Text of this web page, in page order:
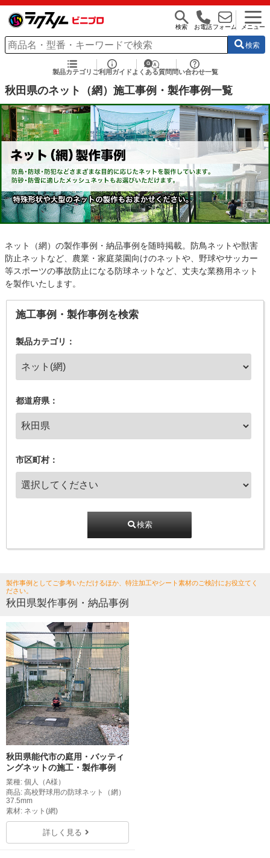
検索 お電話フォーム メニュー
検索
製品カテゴリ ご利用ガイド よくある質問 問い合わせ一覧
秋田県のネット（網）施工事例・製作事例一覧
ネット（網）の製作事例・納品事例を随時掲載。防鳥ネットや獣害
防止ネットなど、農業・家庭菜園向けのネットや、野球やサッカー
等スポーツの事故防止になる防球ネットなど、丈夫な業務用ネット
を製作いたします。
施工事例・製作事例を検索
製品カテゴリ：
都道府県：
市区町村：
検索
製作事例としてご参考いただけるほか、特注加工やシート素材のご検討にお役立てく
ださい。
秋田県製作事例・納品事例
秋田県能代市の庭用・バッティ
ングネットの施工・製作事例
業種: 個人（A様）
商品: 高校野球用の防球ネット（網）
37.5mm
素材: ネット(網)
詳しく見る